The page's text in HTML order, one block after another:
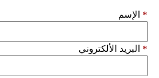
الإسم *
البريد الألكتروني *